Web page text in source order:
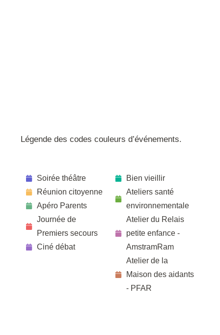
Légende des codes couleurs d’événements.
Soirée théâtre
Réunion citoyenne
Apéro Parents
Journée de
Premiers secours
Ciné débat
Bien vieillir
Ateliers santé
environnementale
Atelier du Relais
petite enfance -
AmstramRam
Atelier de la
Maison des aidants
- PFAR